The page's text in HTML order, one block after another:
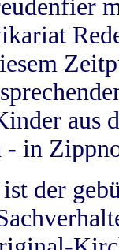
aus
in
der